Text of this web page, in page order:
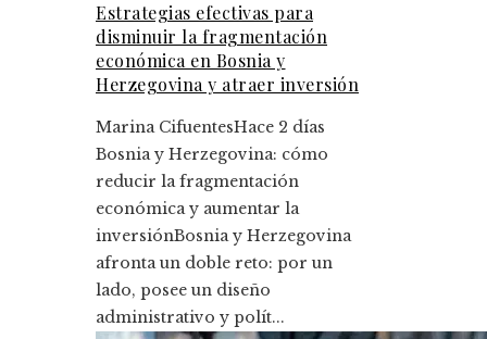
Estrategias efectivas para
disminuir la fragmentación
económica en Bosnia y
Herzegovina y atraer inversión
Marina CifuentesHace 2 días
Bosnia y Herzegovina: cómo
reducir la fragmentación
económica y aumentar la
inversiónBosnia y Herzegovina
afronta un doble reto: por un
lado, posee un diseño
administrativo y polít...